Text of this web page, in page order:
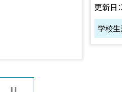
更新日
学校生